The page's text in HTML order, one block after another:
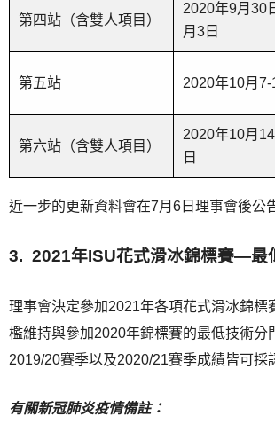
第四站（含雙人項目）
2020年9月30
月3日
第五站 2020年10月7-
第六站（含雙人項目）
2020年10月
日
近一步的更新資料會在7月6日理事會後公
3. 2021年ISU花式滑冰錦標賽—最
理事會決定參加2021年各項花式滑冰錦標
檻維持與參加2020年錦標賽的最低技術分
2019/20賽季以及2020/21賽季成績皆可採
有關新冠肺炎疫情備註：